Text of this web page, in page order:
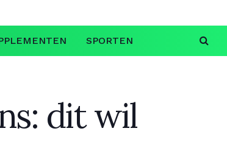
SPORTEN
dit wil